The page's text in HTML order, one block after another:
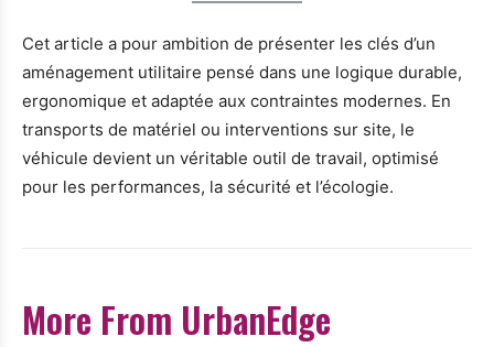
Cet article a pour ambition de présenter les clés d’un
aménagement utilitaire pensé dans une logique durable,
ergonomique et adaptée aux contraintes modernes. En
transports de matériel ou interventions sur site, le
véhicule devient un véritable outil de travail, optimisé
pour les performances, la sécurité et l’écologie.
More From UrbanEdge